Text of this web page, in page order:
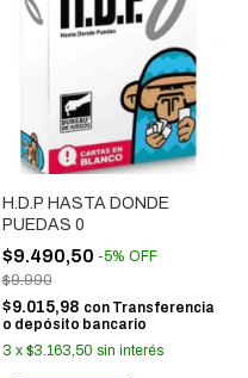
H.D.P HASTA DONDE
PUEDAS 0
$9.490,50 -5% OFF
$9.990
$9.015,98 con Transferencia
o depósito bancario
3 x $3.163,50 sin interés